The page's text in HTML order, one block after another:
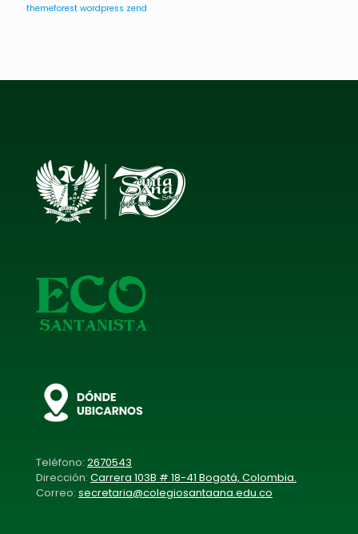
themeforest wordpress zend
Teléfono: 2670543
Dirección: Carrera 103B # 18-41 Bogotá, Colombia.
Correo: secretaria@colegiosantaana.edu.co